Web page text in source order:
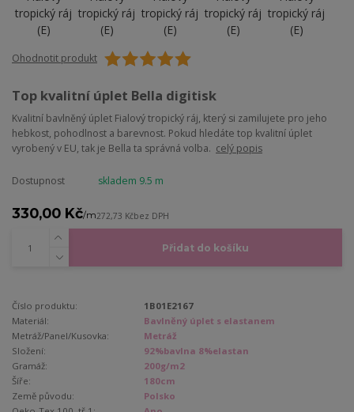
Ohodnotit produkt
Top kvalitní úplet Bella digitisk
Kvalitní bavlněný úplet Fialový tropický ráj, který si zamilujete pro jeho
hebkost, pohodlnost a barevnost. Pokud hledáte top kvalitní úplet
vyrobený v EU, tak je Bella ta správná volba. celý popis
Dostupnost skladem 9.5 m
330,00 Kč/m272,73 Kčbez DPH
Přidat do košíku
Číslo produktu:
1B01E2167
Materiál:
Bavlněný úplet s elastanem
Metráž/Panel/Kusovka:
Metráž
Složení:
92%bavlna 8%elastan
Gramáž:
200g/m2
Šíře:
180cm
Země původu:
Polsko